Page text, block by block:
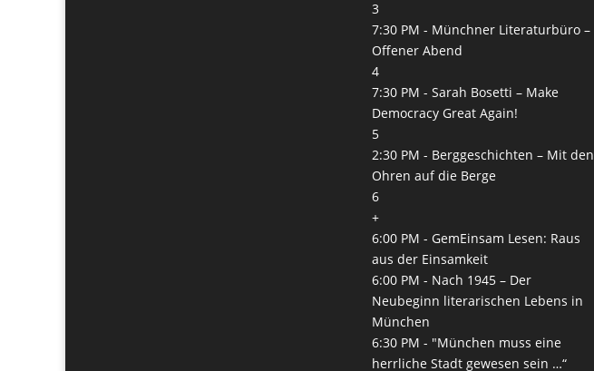
3
7:30 PM - Münchner Literaturbüro –
Offener Abend
4
7:30 PM -Sarah Bosetti – Make
Democracy Great Again!
5
2:30 PM - Berggeschichten – Mit den
Ohren auf die Berge
6
+
6:00 PM -GemEinsam Lesen: Raus
aus der Einsamkeit
6:00 PM - Nach 1945 – Der
Neubeginn literarischen Lebens in
München
6:30 PM - "München muss eine
herrliche Stadt gewesen sein …“